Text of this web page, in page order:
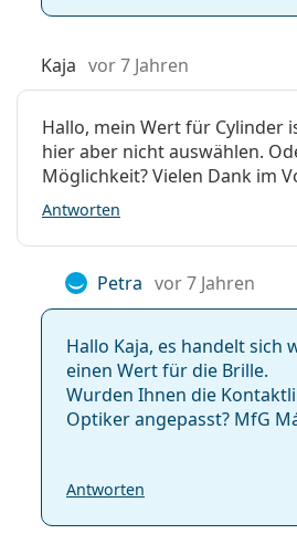
Kaja vor 7 Jahren
Hallo, mein Wert für Cylinder
hier aber nicht auswählen.
Möglichkeit? Vielen Dank im
Antworten
Petra vor 7 Jahren
Hallo Kaja, es handelt sich
einen Wert für die Brille.
Wurden Ihnen die
Optiker angepasst? MfG
Antworten